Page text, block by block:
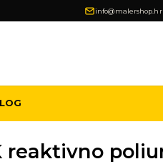
info@malershop.hr
reaktivno